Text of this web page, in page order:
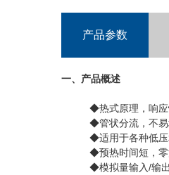
产品参数
一、产品概述
◆热式原理，响应
◆管状分流，不
◆适用于各种低压
◆预热时间短，
◆模拟量输入/输